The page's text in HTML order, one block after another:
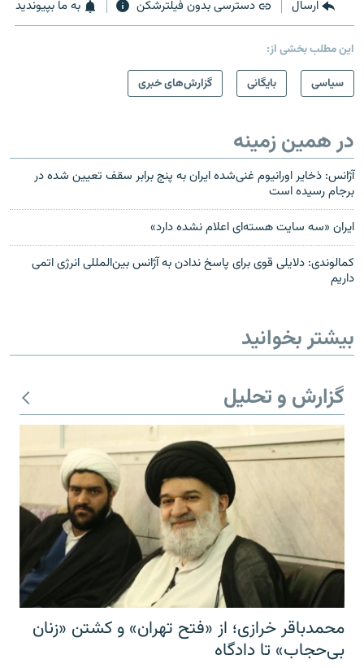
ارسال دسترسی بدون فیلترشکن به ما بپیوندید
این مطلب بخشی از:
سیاسی
بایگانی گزارش‌های خبری
در همین زمینه
آژانس: ذخایر اورانیوم غنی‌شده ایران به پنج برابر سقف تعیین شده در
برجام رسیده است
ایران «سه سایت هسته‌ای اعلام نشده دارد»
کمالوندی: دلایلی قوی برای پاسخ ندادن به آژانس بین‌المللی انرژی اتمی
داریم
بیشتر بخوانید
گزارش و تحلیل
محمدباقر خرازی؛ از «فتح تهران» و کشتن «زنان
بی‌حجاب» تا دادگاه